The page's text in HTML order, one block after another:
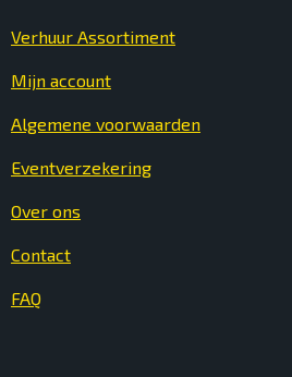
Verhuur Assortiment
Mijn account
Algemene voorwaarden
Eventverzekering
Over ons
Contact
FAQ